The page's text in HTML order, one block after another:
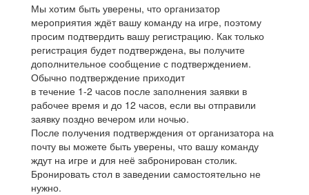
Мы хотим быть уверены, что организатор
мероприятия ждёт вашу команду на игре, поэтому
просим подтвердить вашу регистрацию. Как только
регистрация будет подтверждена, вы получите
дополнительное сообщение с подтверждением.
Обычно подтверждение приходит
в течение 1-2 часов после заполнения заявки в
рабочее время и до 12 часов, если вы отправили
заявку поздно вечером или ночью.
После получения подтверждения от организатора на
почту вы можете быть уверены, что вашу команду
ждут на игре и для неё забронирован столик.
Бронировать стол в заведении самостоятельно не
нужно.